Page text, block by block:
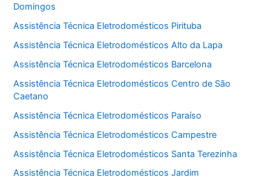
Domingos
Assistência Técnica Eletrodomésticos Pirituba
Assistência Técnica Eletrodomésticos Alto da Lapa
Assistência Técnica Eletrodomésticos Barcelona
Assistência Técnica Eletrodomésticos Centro de São
Caetano
Assistência Técnica Eletrodomésticos Paraíso
Assistência Técnica Eletrodomésticos Campestre
Assistência Técnica Eletrodomésticos Santa Terezinha
Assistência Técnica Eletrodomésticos Jardim